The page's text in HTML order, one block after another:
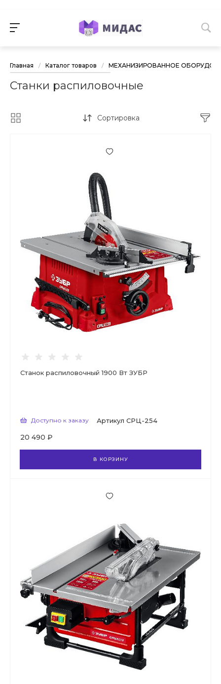
Главная / Каталог товаров / МЕХАНИЗИРОВАННОЕ
Станки распиловочные
Сортировка
Станок распиловочный 1900 Вт ЗУБР
Доступно к заказу Артикул СРЦ-254
20 490 ₽
В КОРЗИНУ